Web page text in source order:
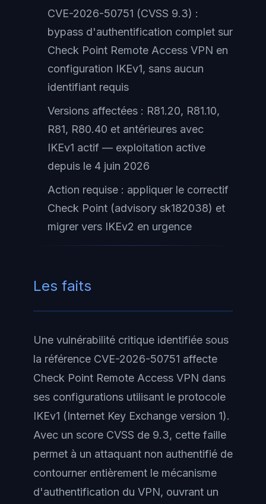
CVE-2026-50751 (CVSS 9.3) :
bypass d'authentification complet sur
Check Point Remote Access VPN en
configuration IKEv1, sans aucun
identifiant requis
Versions affectées : R81.20, R81.10,
R81, R80.40 et antérieures avec
IKEv1 actif — exploitation active
depuis le 4 juin 2026
Action requise : appliquer le correctif
Check Point (advisory sk182038) et
migrer vers IKEv2 en urgence
Les faits
Une vulnérabilité critique identifiée sous
la référence CVE-2026-50751 affecte
Check Point Remote Access VPN dans
ses configurations utilisant le protocole
IKEv1 (Internet Key Exchange version 1).
Avec un score CVSS de 9.3, cette faille
permet à un attaquant non authentifié de
contourner entièrement le mécanisme
d'authentification du VPN, ouvrant un